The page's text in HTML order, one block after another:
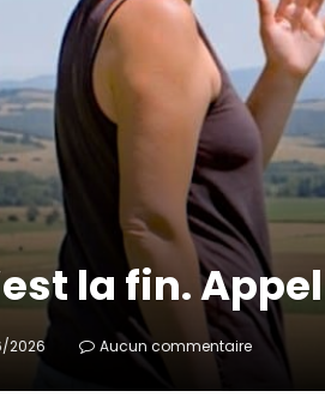
la fin.
2026 Aucun commentaire